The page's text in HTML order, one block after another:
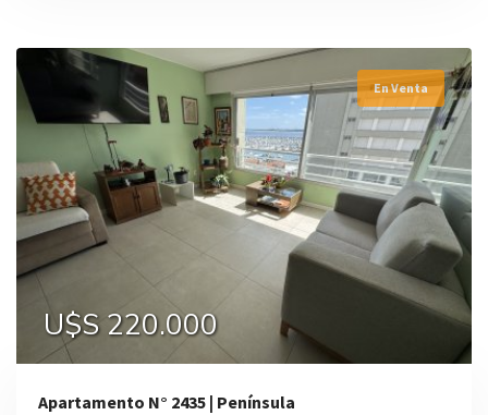
En Venta
U$S 220.000
Apartamento N° 2435 | Península